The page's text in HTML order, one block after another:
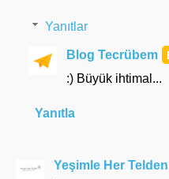
Yanıtlar
Blog Tecrübem
:) Büyük ihtimal...
Yanıtla
Yeşimle Her Telden